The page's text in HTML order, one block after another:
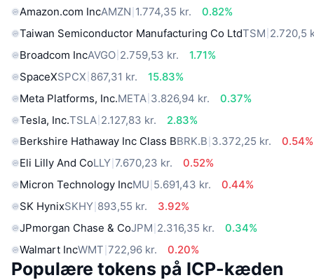
Amazon.com IncAMZN 1.774,35 kr.
0.82%
Taiwan Semiconductor Manufacturing Co LtdTSM 2.720,5
Broadcom IncAVGO 2.759,53 kr.
1.71%
SpaceXSPCX 867,31 kr.
15.83%
Meta Platforms, Inc.META 3.826,94 kr.
0.37%
Tesla, Inc.TSLA 2.127,83 kr.
2.83%
Berkshire Hathaway Inc Class BBRK.B 3.372,25 kr.
0.54%
Eli Lilly And CoLLY 7.670,23 kr.
0.52%
Micron Technology IncMU 5.691,43 kr.
0.44%
SK HynixSKHY 893,55 kr.
3.92%
JPmorgan Chase & CoJPM 2.316,35 kr.
0.34%
Walmart IncWMT 722,96 kr. 0.20%
Populære tokens på ICP-kæden